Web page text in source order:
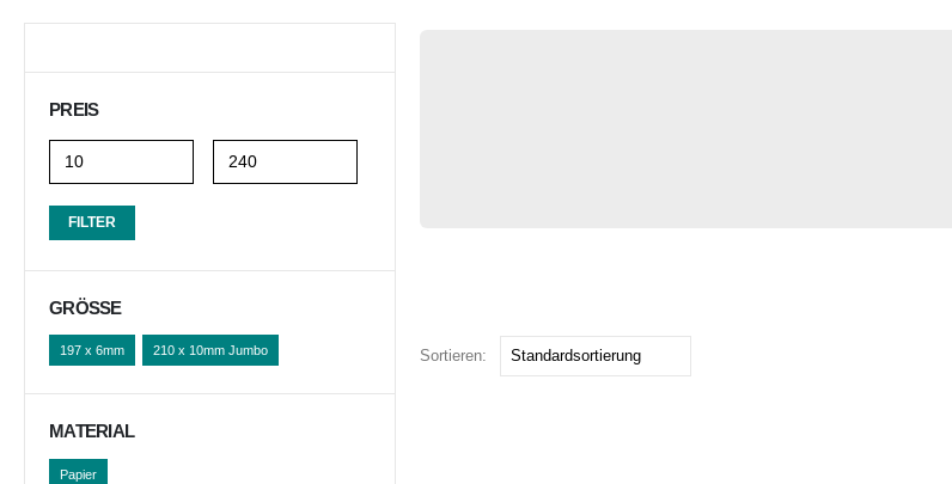
Sortieren:
PREIS
FILTER
GRÖSSE
197 x 6mm 210 x 10mm Jumbo
MATERIAL
Papier